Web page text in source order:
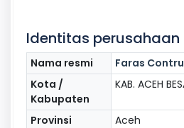
Identitas
Nama resmi
Faras
Kota /
Kabupaten
KAB. ACEH
Provinsi
Aceh